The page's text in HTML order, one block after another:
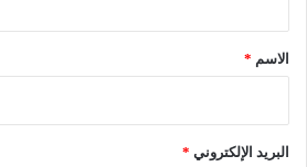
*الاسم *
البريد الإلكتروني *